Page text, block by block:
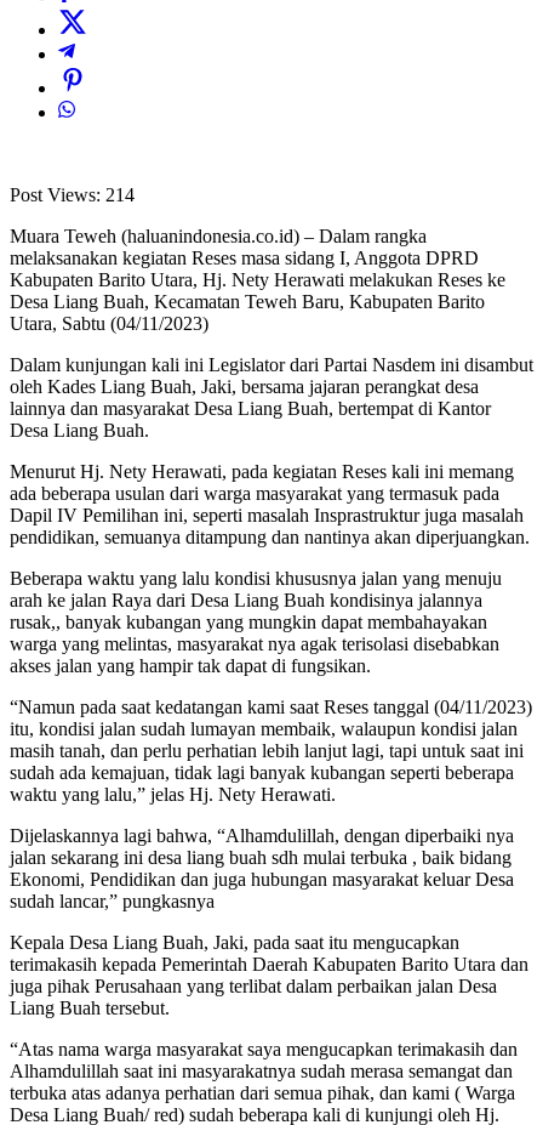
Post Views: 214
Muara Teweh (haluanindonesia.co.id) – Dalam rangka
melaksanakan kegiatan Reses masa sidang I, Anggota DPRD
Kabupaten Barito Utara, Hj. Nety Herawati melakukan Reses ke
Desa Liang Buah, Kecamatan Teweh Baru, Kabupaten Barito
Utara, Sabtu (04/11/2023)
Dalam kunjungan kali ini Legislator dari Partai Nasdem ini disambut
oleh Kades Liang Buah, Jaki, bersama jajaran perangkat desa
lainnya dan masyarakat Desa Liang Buah, bertempat di Kantor
Desa Liang Buah.
Menurut Hj. Nety Herawati, pada kegiatan Reses kali ini memang
ada beberapa usulan dari warga masyarakat yang termasuk pada
Dapil IV Pemilihan ini, seperti masalah Insprastruktur juga masalah
pendidikan, semuanya ditampung dan nantinya akan diperjuangkan.
Beberapa waktu yang lalu kondisi khususnya jalan yang menuju
arah ke jalan Raya dari Desa Liang Buah kondisinya jalannya
rusak,, banyak kubangan yang mungkin dapat membahayakan
warga yang melintas, masyarakat nya agak terisolasi disebabkan
akses jalan yang hampir tak dapat di fungsikan.
“Namun pada saat kedatangan kami saat Reses tanggal (04/11/2023)
itu, kondisi jalan sudah lumayan membaik, walaupun kondisi jalan
masih tanah, dan perlu perhatian lebih lanjut lagi, tapi untuk saat ini
sudah ada kemajuan, tidak lagi banyak kubangan seperti beberapa
waktu yang lalu,” jelas Hj. Nety Herawati.
Dijelaskannya lagi bahwa, “Alhamdulillah, dengan diperbaiki nya
jalan sekarang ini desa liang buah sdh mulai terbuka , baik bidang
Ekonomi, Pendidikan dan juga hubungan masyarakat keluar Desa
sudah lancar,” pungkasnya
Kepala Desa Liang Buah, Jaki, pada saat itu mengucapkan
terimakasih kepada Pemerintah Daerah Kabupaten Barito Utara dan
juga pihak Perusahaan yang terlibat dalam perbaikan jalan Desa
Liang Buah tersebut.
“Atas nama warga masyarakat saya mengucapkan terimakasih dan
Alhamdulillah saat ini masyarakatnya sudah merasa semangat dan
terbuka atas adanya perhatian dari semua pihak, dan kami ( Warga
Desa Liang Buah/ red) sudah beberapa kali di kunjungi oleh Hj.